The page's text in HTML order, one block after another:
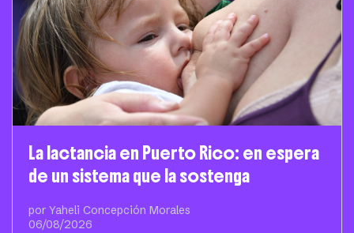
La lactancia en Puerto Rico: en espera
de un sistema que la sostenga
por Yaheli Concepción Morales
06/08/2026